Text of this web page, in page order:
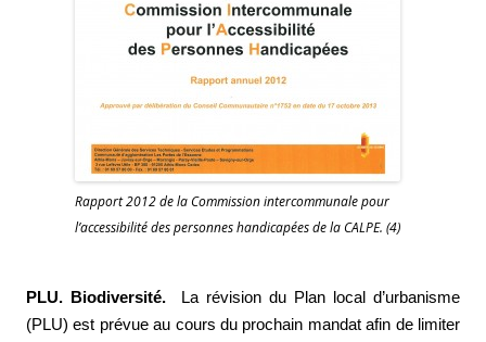
Rapport 2012 de la Commission intercommunale pour
l’accessibilité des personnes handicapées de la CALPE. (4)
PLU. Biodiversité. La révision du Plan local d’urbanisme
(PLU) est prévue au cours du prochain mandat afin de limiter